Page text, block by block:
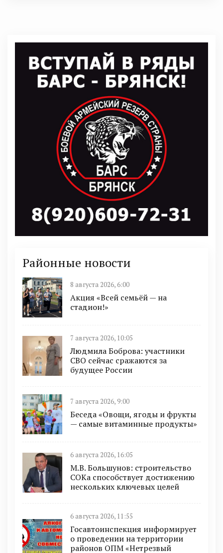
Районные новости
8 августа 2026, 6:00
Акция «Всей семьёй — на
стадион!»
7 августа 2026, 10:05
Людмила Боброва: участники
СВО сейчас сражаются за
будущее России
7 августа 2026, 9:00
Беседа «Овощи, ягоды и фрукты
— самые витаминные продукты»
6 августа 2026, 16:05
М.В. Большунов: строительство
СОКа способствует достижению
нескольких ключевых целей
6 августа 2026, 11:55
Госавтоинспекция информирует
о проведении на территории
районов ОПМ «Нетрезвый